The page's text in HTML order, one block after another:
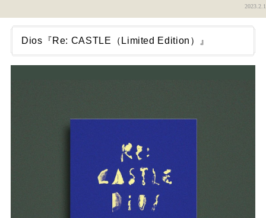
2023.2.1
Dios『Re: CASTLE（Limited Edition）』